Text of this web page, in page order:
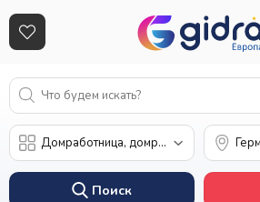
Поиск